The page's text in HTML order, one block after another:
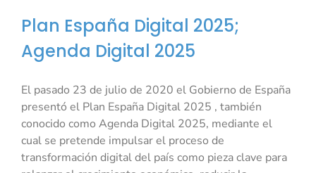
Plan España Digital 2025;
Agenda Digital 2025
El pasado 23 de julio de 2020 el Gobierno de España
presentó el Plan España Digital 2025 , también
conocido como Agenda Digital 2025, mediante el
cual se pretende impulsar el proceso de
transformación digital del país como pieza clave para